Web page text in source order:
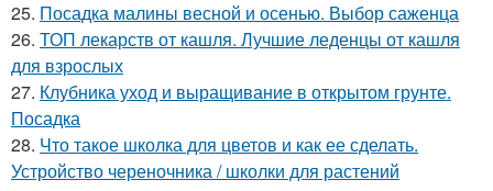
25. Посадка малины весной и осенью. Выбор саженца
26. ТОП лекарств от кашля. Лучшие леденцы от кашля
для взрослых
27. Клубника уход и выращивание в открытом грунте.
Посадка
28. Что такое школка для цветов и как ее сделать.
Устройство череночника / школки для растений